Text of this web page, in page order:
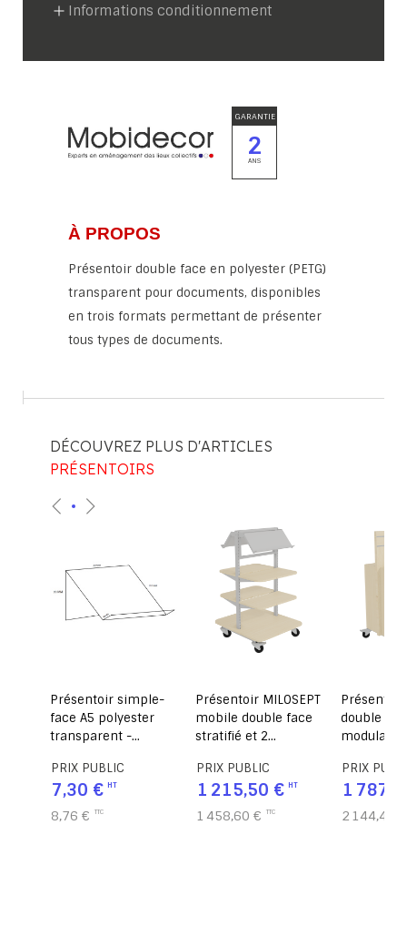
Informations conditionnement
GARANTIE
2
ANS
À PROPOS
Présentoir double face en polyester (PETG)
transparent pour documents, disponibles
en trois formats permettant de présenter
tous types de documents.
DÉCOUVREZ PLUS D'ARTICLES
PRÉSENTOIRS
Présentoir simple-
face A5 polyester
transparent -
PRIX PUBLIC
7,30 €
8,76 €
Présentoir MILOSEPT
mobile double face
stratifié et 2
L60xP84xH120 cm
PRIX PUBLIC
1 215,50 €
1 458,60 €
Présentoir
double
modulaire
PRIX
1
2 144,40 €